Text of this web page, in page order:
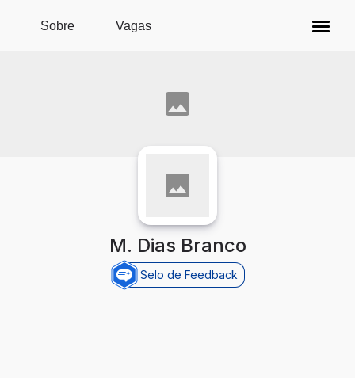
Pular para o conteúdo principal
Sobre Vagas
M. Dias Branco
Selo de Feedback